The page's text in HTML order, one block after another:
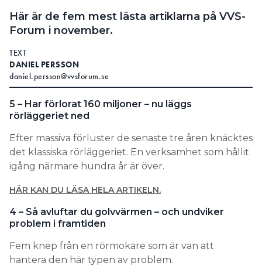
Här är de fem mest lästa artiklarna på VVS-
Forum i november.
TEXT
DANIEL PERSSON
daniel.persson@vvsforum.se
5 – Har förlorat 160 miljoner – nu läggs
rörläggeriet ned
Efter massiva förluster de senaste tre åren knäcktes
det klassiska rörläggeriet. En verksamhet som hållit
igång närmare hundra år är över.
HÄR KAN DU LÄSA HELA ARTIKELN.
4 – Så avluftar du golvvärmen – och undviker
problem i framtiden
Fem knep från en rörmokare som är van att
hantera den här typen av problem.